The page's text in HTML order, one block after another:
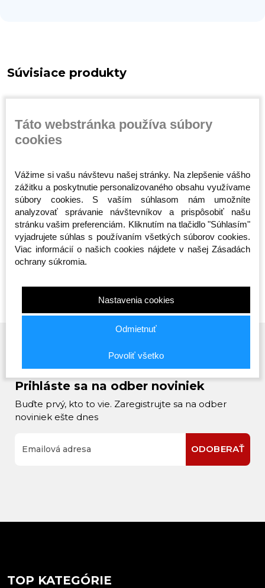
Súvisiace produkty
Športová taška -
Octagon - Predátor 2v1
(Batoh)
Skladom
65,00 €
Taška cez rameno -
Octagon - Sportswear
- čierna
Skladom
20,00 €
Taška
Smash -
Skladom
19,00 €
Prihláste sa na odber noviniek
Buďte prvý, kto to vie. Zaregistrujte sa na odber
noviniek ešte dnes
ODOBERAŤ
TOP KATEGÓRIE
Táto webstránka používa súbory
cookies
Vážime si vašu návštevu našej stránky. Na zlepšenie vášho
zážitku a poskytnutie personalizovaného obsahu využívame
súbory cookies. S vaším súhlasom nám umožníte
analyzovať správanie návštevníkov a prispôsobiť našu
stránku vašim preferenciám. Kliknutím na tlačidlo "Súhlasím"
vyjadrujete súhlas s používaním všetkých súborov cookies.
Viac informácií o našich cookies nájdete v našej Zásadách
ochrany súkromia.
Nastavenia cookies
Odmietnuť
Povoliť všetko